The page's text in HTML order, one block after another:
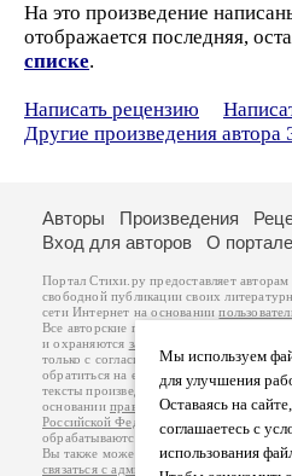
На это произведение
отображается последняя,
списке.
Написать рецензию
Другие произведения автора
Мы используем
для улучшения
Оставаясь на
соглашаетесь с
использования
Авторы Произведения
Вход для авторов
О портале
Портал Стихи.ру предоставляет
свободной публикации своих
сети Интернет на основании
Все авторские права на произведения
и охраняются законом
. Перепечатка
только с согласия его автора, к
обратиться на его авторской странице.
тексты произведений авторы несут
основанииправил публикациии
Российской Федерации
обрабатываются на основанииПолитики
Вы также можете посмотреть более
связаться с администрацией